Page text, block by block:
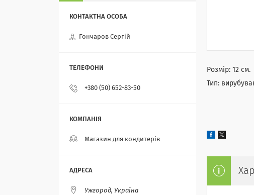
Розмір: 12 см.
Тип:
Гончаров Сергій
+380 (50) 652-83-50
Магазин для кондитерів
Ужгород, Україна